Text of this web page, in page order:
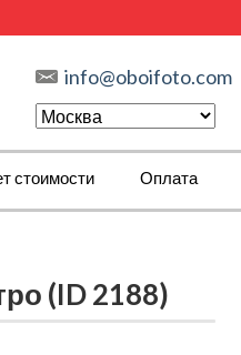
info@oboifoto.com
стоимости Оплата
(ID 2188)